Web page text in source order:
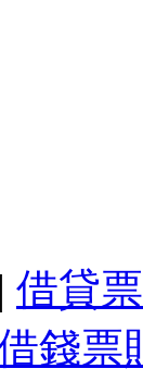
借貸
錢票